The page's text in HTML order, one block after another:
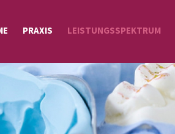
PRAXIS LEISTUNGSSPEKTRUM